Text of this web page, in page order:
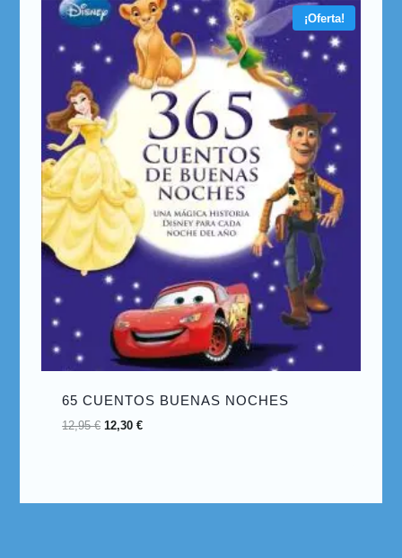
¡Oferta!
65 CUENTOS BUENAS NOCHES
12,95€ 12,30€